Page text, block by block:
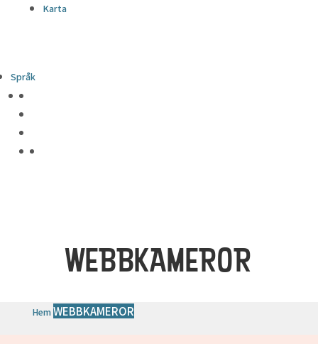
Karta
Språk
WEBBKAMEROR
HemWEBBKAMEROR